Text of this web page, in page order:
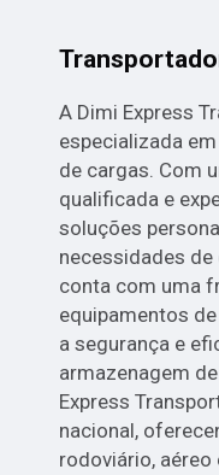
A Dimi Express
especializada
de cargas. Com
qualificada e
soluções
necessidades
conta com uma
equipamentos
a segurança e
armazenagem
Express
nacional,
rodoviário,